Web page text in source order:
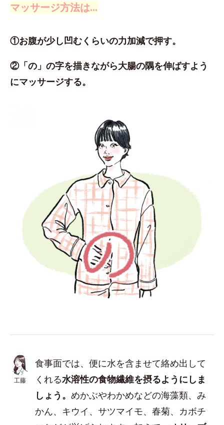
マッサージ方法は…
①お腹が少し凹むくらいの力加減で押す。
②「の」の字を描きながら大腸の隅を伸ばすよう
にマッサージする。
工藤
食事面では、便に水を含ませて絡め出して
くれる水溶性の食物繊維を摂るようにしま
しょう。 めかぶやわかめなどの海藻類、み
かん、キウイ、サツマイモ、春菊、カボチ